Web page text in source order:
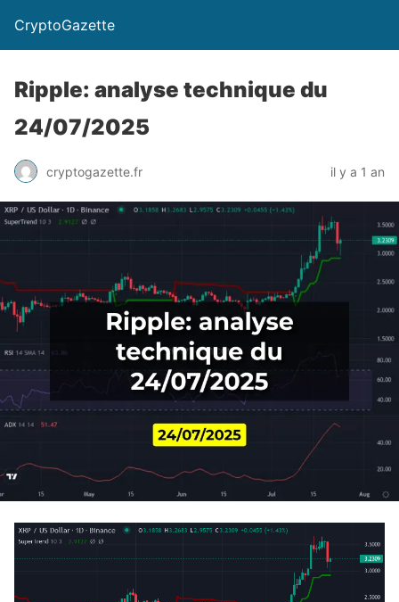
CryptoGazette
Ripple: analyse technique du
24/07/2025
cryptogazette.fr il y a 1 an